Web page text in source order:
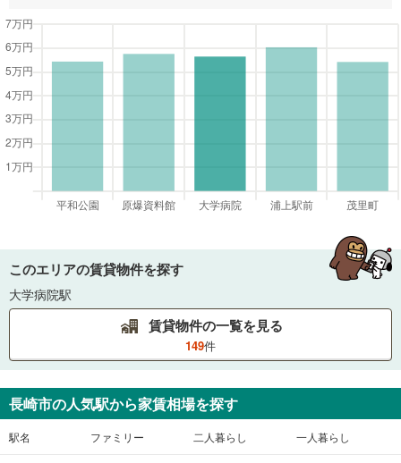
このエリアの賃貸物件を探す
大学病院駅
賃貸物件の一覧を見る
149件
長崎市の人気駅から家賃相場を探す
駅名 ファミリー 二人暮らし 一人暮らし